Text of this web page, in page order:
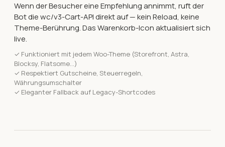
Wenn der Besucher eine Empfehlung annimmt, ruft der
Bot die wc/v3-Cart-API direkt auf — kein Reload, keine
Theme-Berührung. Das Warenkorb-Icon aktualisiert sich
live.
✓ Funktioniert mit jedem Woo-Theme (Storefront, Astra,
Blocksy, Flatsome…)
✓ Respektiert Gutscheine, Steuerregeln,
Währungsumschalter
✓ Eleganter Fallback auf Legacy-Shortcodes